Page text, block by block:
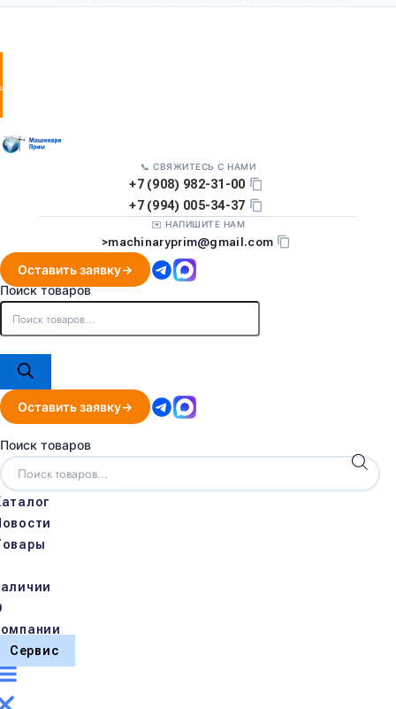
заявку
📞 СВЯЖИТЕСЬ С НАМИ
+7 (908) 982-31-00
+7 (994) 005-34-37
✉️ НАПИШИТЕ НАМ
>machinaryprim@gmail.com
Оставить заявку
Поиск товаров
Оставить заявку
Поиск товаров
Сервис